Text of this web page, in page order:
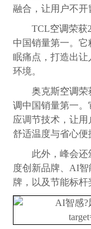
融合，让用户不开
TCL空调荣获
中国销量第一。
眠痛点，打造出让
环境。
奥克斯空调荣
调中国销量第一
应调节技术，让
舒适温度与省心便
此外，峰会
度创新品牌、AI智
牌，以及节能标杆